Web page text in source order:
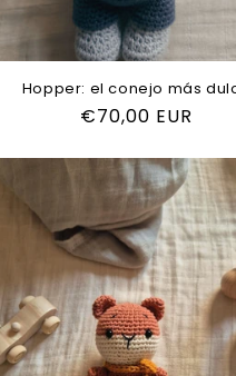
Hopper: el conejo más
Precio
€70,00 EUR